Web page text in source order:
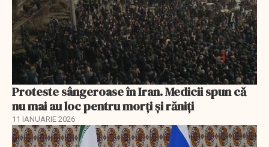
Proteste sângeroase în Iran. Medicii spun că
nu mai au loc pentru morți și răniți
11 IANUARIE 2026